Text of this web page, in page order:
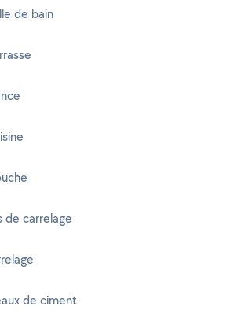
de bain
de carrelage
de ciment